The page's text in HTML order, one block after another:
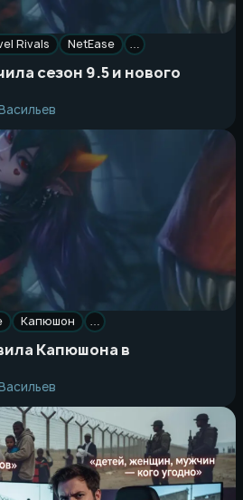
Rivals NetEase …
сезон 9.5 и нового
Капюшон …
Капюшона в